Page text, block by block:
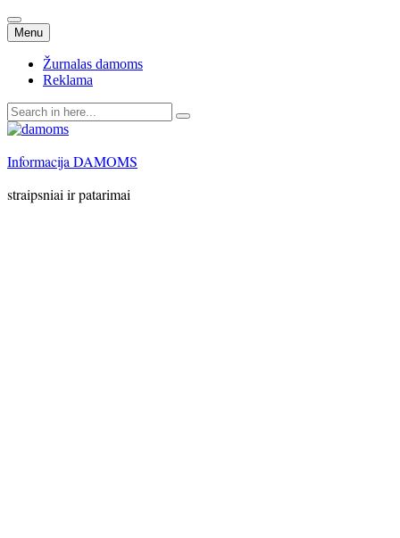
Menu Skip
to
content
Žurnalas damoms
Reklama
Search
for:
Informacija DAMOMS
straipsniai ir patarimai